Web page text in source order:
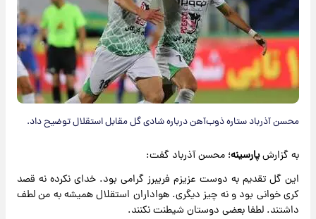
محسن آذرباد ستاره ذوب‌آهن درباره شادی گل مقابل استقلال توضیح داد.
به گزارشپارسینه؛ محسن آذرباد گفت:
این گل تقدیم به دوست عزیزم فریبرز گرامی بود. خدای نکرده نه قصد
کری خوانی بود و نه چیز دیگری. هواداران استقلال همیشه به من لطف
داشتند. لطفا بعضی دوستان شیطنت نکنند.